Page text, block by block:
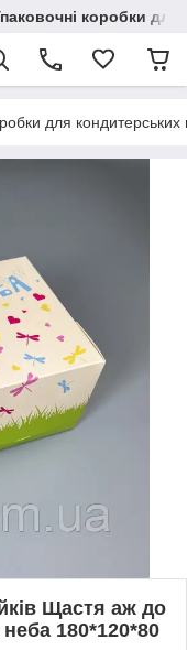
коробки для
для кондитерських
Щастя аж до
180*120*80